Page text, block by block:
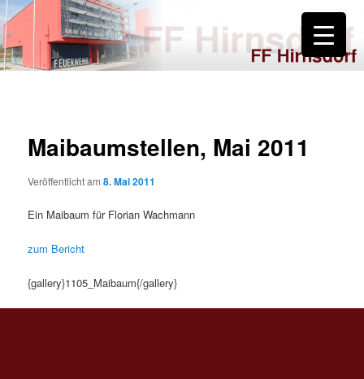
Zum
primären
Inhalt
springenFF Hirnsdorf
Maibaumstellen, Mai 2011
Veröffentlicht am8. Mai 2011
Ein Maibaum für Florian Wachmann
zum Bericht
{gallery}1105_Maibaum{/gallery}